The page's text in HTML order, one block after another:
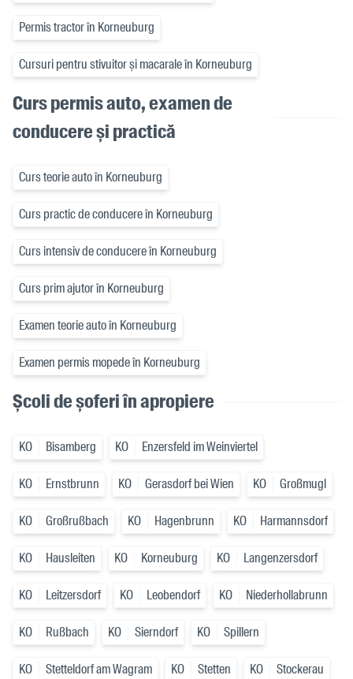
Permis tractor în Korneuburg
Cursuri pentru stivuitor și macarale în Korneuburg
Curs permis auto, examen de
conducere și practică
Curs teorie auto în Korneuburg
Curs practic de conducere în Korneuburg
Curs intensiv de conducere în Korneuburg
Curs prim ajutor în Korneuburg
Examen teorie auto în Korneuburg
Examen permis mopede în Korneuburg
Școli de șoferi în apropiere
KO Bisamberg KO Enzersfeld im Weinviertel
KO Ernstbrunn KO Gerasdorf bei Wien KO Großmugl
KO Großrußbach KO Hagenbrunn KO Harmannsdorf
KO Hausleiten KO Korneuburg KO Langenzersdorf
KO Leitzersdorf KO Leobendorf KO Niederhollabrunn
KO Rußbach KO Sierndorf KO Spillern
KO Stetteldorf am Wagram KO Stetten KO Stockerau